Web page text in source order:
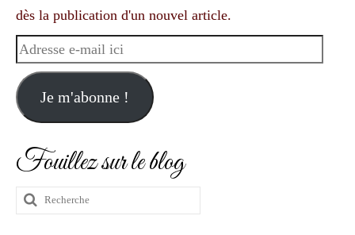
dès la publication d'un nouvel article.
Adresse
mail
ici
Je m'abonne !
Fouillez sur le blog
Rechercher